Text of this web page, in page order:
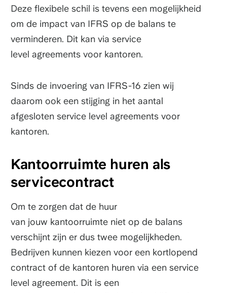
Deze flexibele schil is tevens een mogelijkheid
om de impact van IFRS op de balans te
verminderen. Dit kan via service
level agreements voor kantoren.
Sinds de invoering van IFRS-16 zien wij
daarom ook een stijging in het aantal
afgesloten service level agreements voor
kantoren.
Kantoorruimte huren als
servicecontract
Om te zorgen dat de huur
van jouw kantoorruimte niet op de balans
verschijnt zijn er dus twee mogelijkheden.
Bedrijven kunnen kiezen voor een kortlopend
contract of de kantoren huren via een service
level agreement. Dit is een